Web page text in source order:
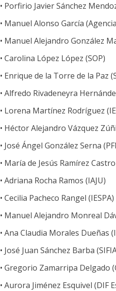
• Porfirio Javier Sánchez
• Manuel Alonso García
• Manuel Alejandro González
• Carolina López López (SOP)
• Enrique de la Torre de la Paz
• Alfredo Rivadeneyra
• Lorena Martínez Rodríguez
• Héctor Alejandro Vázquez
• José Ángel González Serna
• María de Jesús Ramírez
• Adriana Rocha Ramos (IAJU)
• Cecilia Pacheco Rangel (IESPA)
• Manuel Alejandro Monreal
• Ana Claudia Morales Dueñas
• José Juan Sánchez Barba
• Gregorio Zamarripa Delgado
• Aurora Jiménez Esquivel (DIF